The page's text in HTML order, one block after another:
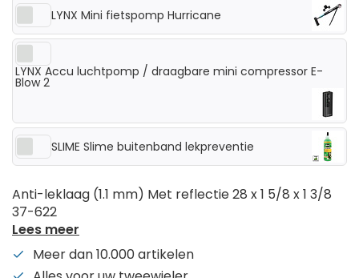
LYNX Mini fietspomp Hurricane
LYNX Accu luchtpomp / draagbare mini compressor E-
Blow 2
SLIME Slime buitenband lekpreventie
Anti-leklaag (1.1 mm) Met reflectie 28 x 1 5/8 x 1 3/8
37-622
Lees meer
Meer dan 10.000 artikelen